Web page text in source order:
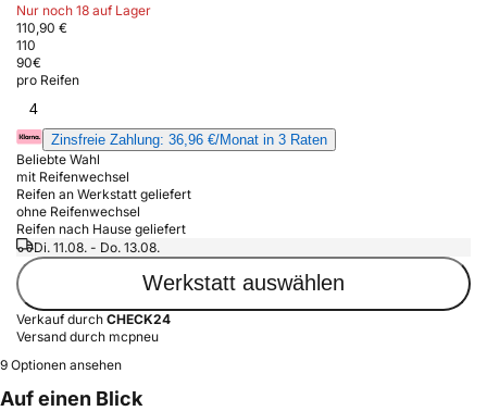
Nur noch 18 auf Lager
110,90 €
110
90€
pro Reifen
4
Zinsfreie Zahlung: 36,96 €/Monat in 3 Raten
Beliebte Wahl
mit Reifenwechsel
Reifen an Werkstatt geliefert
ohne Reifenwechsel
Reifen nach Hause geliefert
Di. 11.08. - Do. 13.08.
Werkstatt auswählen
Verkauf durch CHECK24
Versand durch mcpneu
9 Optionen ansehen
Auf einen Blick